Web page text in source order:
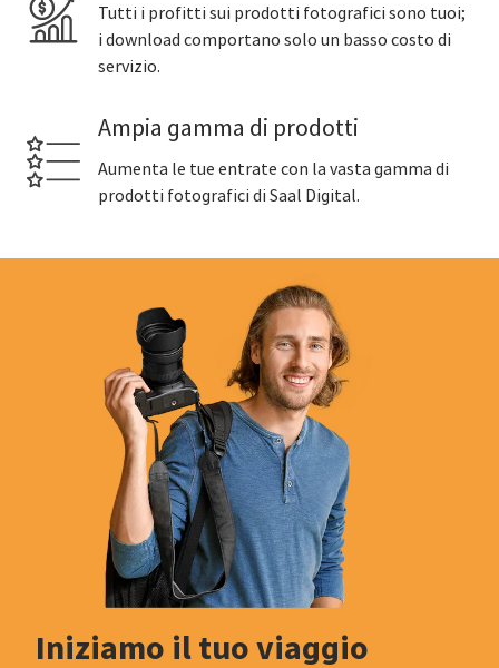
Tutti i profitti sui prodotti fotografici sono tuoi;
i download comportano solo un basso costo di
servizio.
Ampia gamma di prodotti
Aumenta le tue entrate con la vasta gamma di
prodotti fotografici di Saal Digital.
Iniziamo il tuo viaggio